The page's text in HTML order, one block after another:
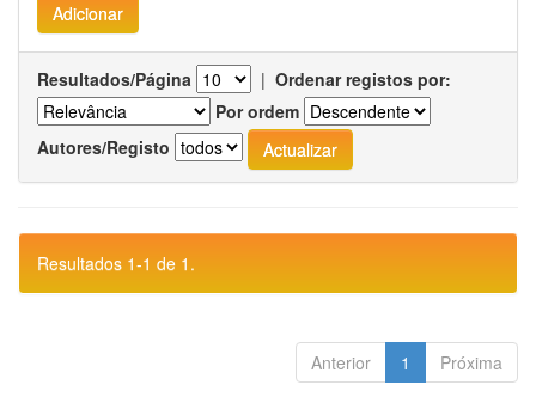
Resultados/Página | Ordenar registos por:
Por ordem
Autores/Registo
Resultados 1-1 de 1.
Anterior 1 Próxima